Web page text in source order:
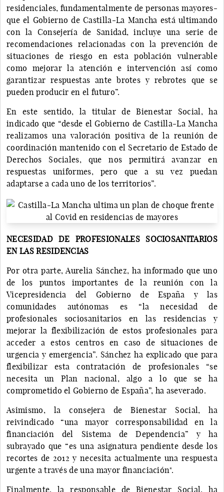
residenciales, fundamentalmente de personas mayores-
que el Gobierno de Castilla-La Mancha está ultimando
con la Consejería de Sanidad, incluye una serie de
recomendaciones relacionadas con la prevención de
situaciones de riesgo en esta población vulnerable
como mejorar la atención e intervención así como
garantizar respuestas ante brotes y rebrotes que se
pueden producir en el futuro”.
En este sentido, la titular de Bienestar Social, ha
indicado que “desde el Gobierno de Castilla-La Mancha
realizamos una valoración positiva de la reunión de
coordinación mantenido con el Secretario de Estado de
Derechos Sociales, que nos permitirá avanzar en
respuestas uniformes, pero que a su vez puedan
adaptarse a cada uno de los territorios”.
NECESIDAD DE PROFESIONALES SOCIOSANITARIOS
EN LAS RESIDENCIAS
Por otra parte, Aurelia Sánchez, ha informado que uno
de los puntos importantes de la reunión con la
Vicepresidencia del Gobierno de España y las
comunidades autónomas es “la necesidad de
profesionales sociosanitarios en las residencias y
mejorar la flexibilización de estos profesionales para
acceder a estos centros en caso de situaciones de
urgencia y emergencia”. Sánchez ha explicado que para
flexibilizar esta contratación de profesionales “se
necesita un Plan nacional, algo a lo que se ha
comprometido el Gobierno de España”, ha aseverado.
Asimismo, la consejera de Bienestar Social, ha
reivindicado “una mayor corresponsabilidad en la
financiación del Sistema de Dependencia” y ha
subrayado que “es una asignatura pendiente desde los
recortes de 2012 y necesita actualmente una respuesta
urgente a través de una mayor financiación".
Finalmente, la responsable de Bienestar Social, ha